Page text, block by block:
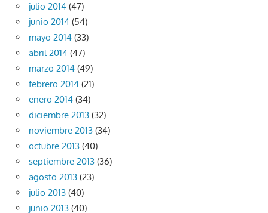
julio 2014 (47)
junio 2014 (54)
mayo 2014 (33)
abril 2014 (47)
marzo 2014 (49)
febrero 2014 (21)
enero 2014 (34)
diciembre 2013 (32)
noviembre 2013 (34)
octubre 2013 (40)
septiembre 2013 (36)
agosto 2013 (23)
julio 2013 (40)
junio 2013 (40)